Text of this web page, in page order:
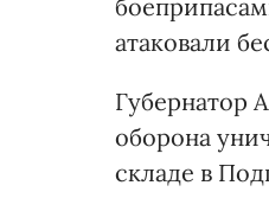
атаковали
Губернатор
оборона
складе в